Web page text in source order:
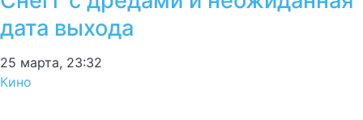
дата выхода
25 марта, 23:32
Кино